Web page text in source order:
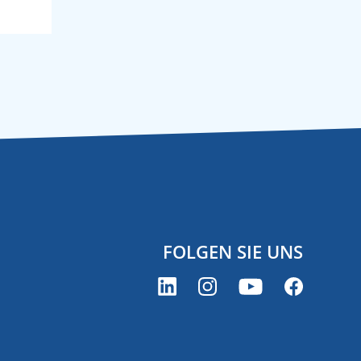
FOLGEN SIE UNS